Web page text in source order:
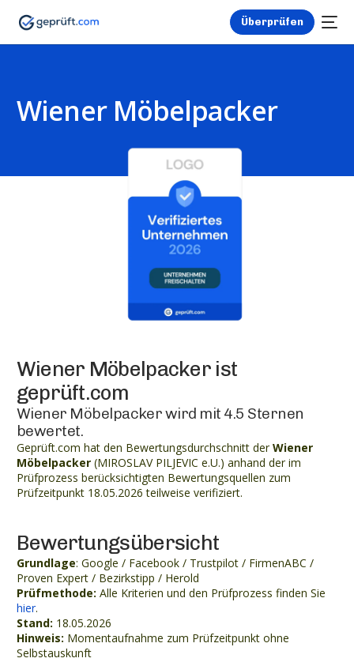
Überprüfen
Wiener Möbelpacker
Wiener Möbelpacker ist
geprüft.com
Wiener Möbelpacker wird mit 4.5 Sternen
bewertet.
Geprüft.com hat den Bewertungsdurchschnitt derWiener
Möbelpacker (MIROSLAV PILJEVIC e.U.) anhand der im
Prüfprozess berücksichtigten Bewertungsquellen zum
Prüfzeitpunkt 18.05.2026 teilweise verifiziert.
Bewertungsübersicht
Grundlage: Google / Facebook / Trustpilot / FirmenABC /
Proven Expert / Bezirkstipp / Herold
Prüfmethode: Alle Kriterien und den Prüfprozess finden Sie
hier.
Stand: 18.05.2026
Hinweis: Momentaufnahme zum Prüfzeitpunkt ohne
Selbstauskunft